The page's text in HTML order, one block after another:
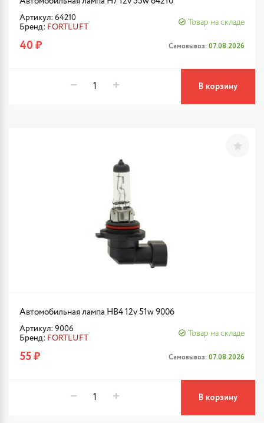
Артикул: 64210
Бренд: FORTLUFT
Товар на складе
40 ₽ Самовывоз: 07.08.2026
В корзину
Автомобильная лампа HB4 12v 51w 9006
Артикул: 9006
Бренд: FORTLUFT
Товар на складе
55 ₽ Самовывоз: 07.08.2026
В корзину